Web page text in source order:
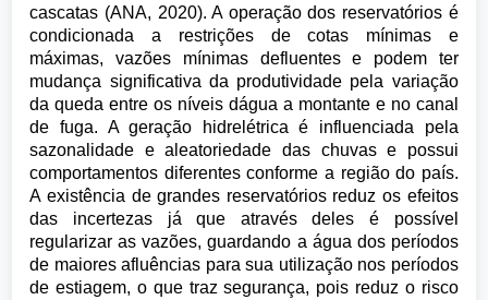
cascatas (ANA, 2020). A operação dos reservatórios é
condicionada a restrições de cotas mínimas e
máximas, vazões mínimas defluentes e podem ter
mudança significativa da produtividade pela variação
da queda entre os níveis dágua a montante e no canal
de fuga. A geração hidrelétrica é influenciada pela
sazonalidade e aleatoriedade das chuvas e possui
comportamentos diferentes conforme a região do país.
A existência de grandes reservatórios reduz os efeitos
das incertezas já que através deles é possível
regularizar as vazões, guardando a água dos períodos
de maiores afluências para sua utilização nos períodos
de estiagem, o que traz segurança, pois reduz o risco